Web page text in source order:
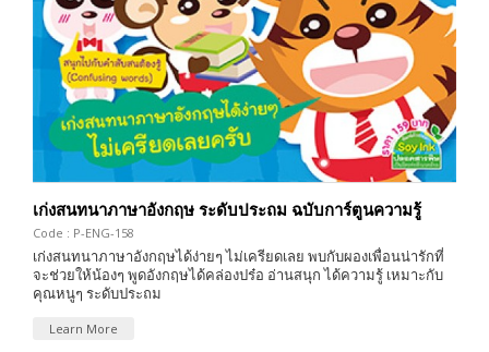
เก่งสนทนาภาษาอังกฤษ ระดับประถม ฉบับการ์ตูนความรู้
Code : P-ENG-158
เก่งสนทนาภาษาอังกฤษได้ง่ายๆ ไม่เครียดเลย พบกับผองเพื่อนน่ารักที่
จะช่วยให้น้องๆ พูดอังกฤษได้คล่องปร๋อ อ่านสนุก ได้ความรู้ เหมาะกับ
คุณหนูๆ ระดับประถม
Learn More